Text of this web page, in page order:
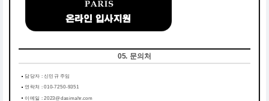
05. 문의처
담당자 : 신민규 주임
연락처 : 010-7250-9351
이메일 : 2023@dasimahr.com